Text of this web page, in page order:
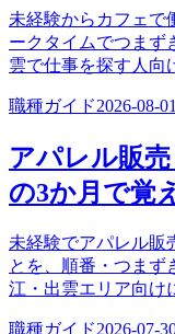
未経験からカフェで
ークタイムでつまず
雲で仕事を探す人向
職種ガイド2026-08-01
アパレル販
の3か月で覚
未経験でアパレル販
とを、順番・つまず
江・出雲エリア向け
職種ガイド2026-07-